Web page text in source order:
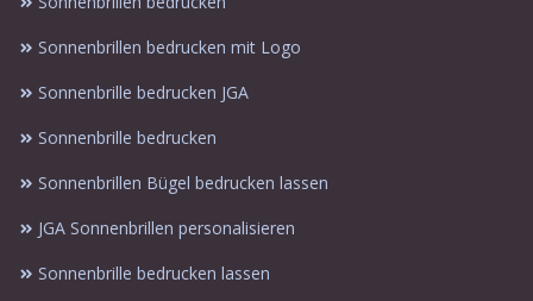
Sonnenbrillen bedrucken mit Logo
Sonnenbrille bedrucken JGA
Sonnenbrille bedrucken
Sonnenbrillen Bügel bedrucken lassen
JGA Sonnenbrillen personalisieren
Sonnenbrille bedrucken lassen